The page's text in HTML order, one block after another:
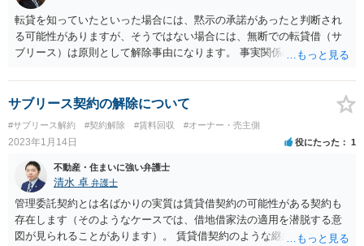
転貸を知っていたといった場合には、黙示の承諾があったと判断され
る可能性がありますが、そうではない場合には、無断での転貸借（サ
ブリース）は原則として解除事由になります。 事実関係の詳細な確認
り弁護士にご相談されることをお勧めいたします。
サブリース契約の解除について
#サブリース解約 #契約解除 #賃料回収 #オーナー・売主側
2023年1月14日 役にたった 1
不動産・住まいに強い弁護士
清水 卓 弁護士
管理委託契約とは名ばかりの実質は賃貸借契約の可能性がある契約も
存在します（そのようなケースでは、借地借家法の適用を潜脱する意
図が見られることがあります）。 賃貸借契約のような継続的な契約関